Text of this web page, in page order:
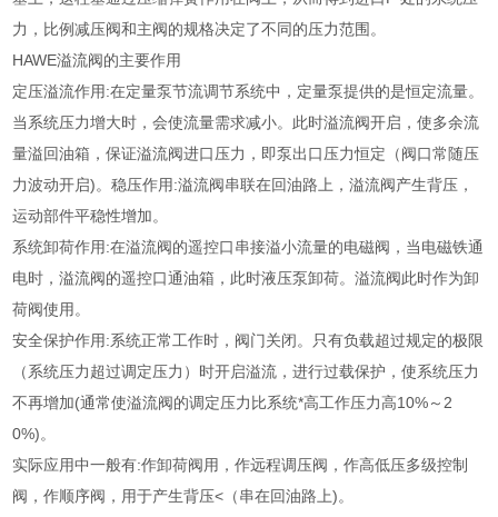
力，比例减压阀和主阀的规格决定了不同的压力范围。
HAWE溢流阀的主要作用
定压溢流作用:在定量泵节流调节系统中，定量泵提供的是恒定流量。
当系统压力增大时，会使流量需求减小。此时溢流阀开启，使多余流
量溢回油箱，保证溢流阀进口压力，即泵出口压力恒定（阀口常随压
力波动开启)。稳压作用:溢流阀串联在回油路上，溢流阀产生背压，
运动部件平稳性增加。
系统卸荷作用:在溢流阀的遥控口串接溢小流量的电磁阀，当电磁铁通
电时，溢流阀的遥控口通油箱，此时液压泵卸荷。溢流阀此时作为卸
荷阀使用。
安全保护作用:系统正常工作时，阀门关闭。只有负载超过规定的极限
（系统压力超过调定压力）时开启溢流，进行过载保护，使系统压力
不再增加(通常使溢流阀的调定压力比系统*高工作压力高10%～2
0%)。
实际应用中一般有:作卸荷阀用，作远程调压阀，作高低压多级控制
阀，作顺序阀，用于产生背压<（串在回油路上)。